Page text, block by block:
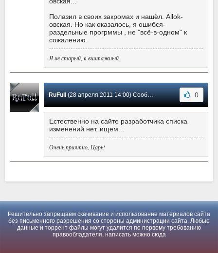
Полазил в своих закромах и нашёл. Allok-
овская. Но как оказалось, я ошибся-
раздельные прогрммы , не "всё-в-одном" к
сожалению.
Я не старый, я винтажный
RuFull (28 апреля 2011 14:00) Сообщение #1 0
Естественно на сайте разработчика списка
изменений нет, ищем...
Очень приятно, Царь!
Решительно запрещаем скачивание и использование материалов сайта
без письменного разрешения со стороны администрации сайта. Любые
данные и торрент файлы могут удалится по первому требованию
правообладателя, написать можно сюда